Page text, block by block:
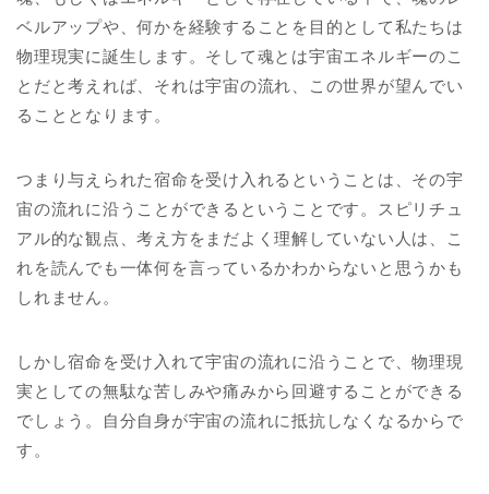
ベルアップや、何かを経験することを目的として私たちは
物理現実に誕生します。そして魂とは宇宙エネルギーのこ
とだと考えれば、それは宇宙の流れ、この世界が望んでい
ることとなります。
つまり与えられた宿命を受け入れるということは、その宇
宙の流れに沿うことができるということです。スピリチュ
アル的な観点、考え方をまだよく理解していない人は、こ
れを読んでも一体何を言っているかわからないと思うかも
しれません。
しかし宿命を受け入れて宇宙の流れに沿うことで、物理現
実としての無駄な苦しみや痛みから回避することができる
でしょう。自分自身が宇宙の流れに抵抗しなくなるからで
す。